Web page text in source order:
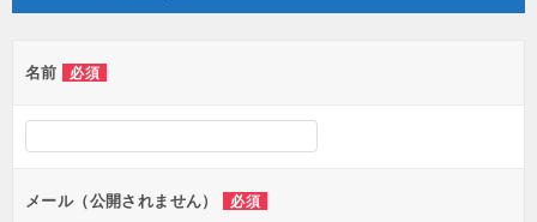
名前 必須
メール（公開されません） 必須